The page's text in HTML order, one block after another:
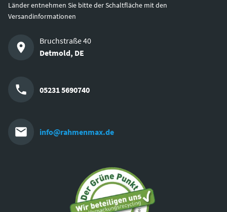
Länder entnehmen Sie bitte der Schaltfläche mit den
Versandinformationen
Bruchstraße 40
Detmold, DE
05231 5690740
info@rahmenmax.de